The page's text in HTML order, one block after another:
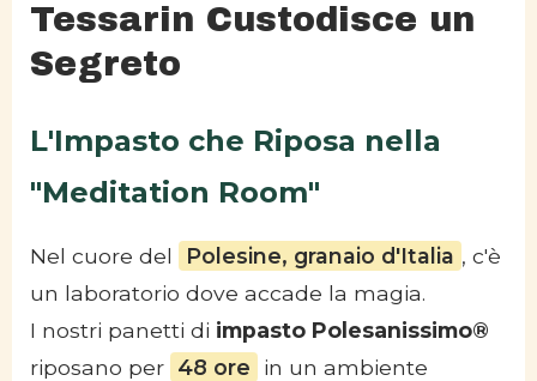
Tessarin Custodisce un
Segreto
L'Impasto che Riposa nella
"Meditation Room"
Nel cuore del Polesine, granaio d'Italia , c'è
un laboratorio dove accade la magia.
I nostri panetti di impasto Polesanissimo®
riposano per 48 ore
in un ambiente